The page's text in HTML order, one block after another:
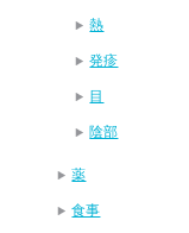
熱
発疹
目
陰部
薬
食事